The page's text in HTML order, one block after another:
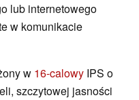
lub internetowego
w komunikacie
w 16-calowy IPS o
szczytowej jasności